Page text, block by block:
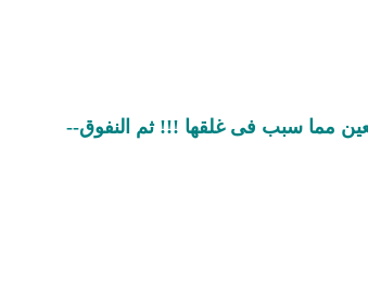
مما سبب فى غلقها !!! ثم النفوق--